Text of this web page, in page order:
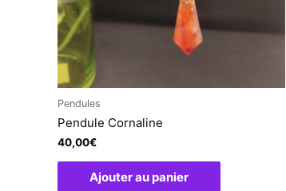
Pendules
Pendule Cornaline
40,00€
Ajouter au panier